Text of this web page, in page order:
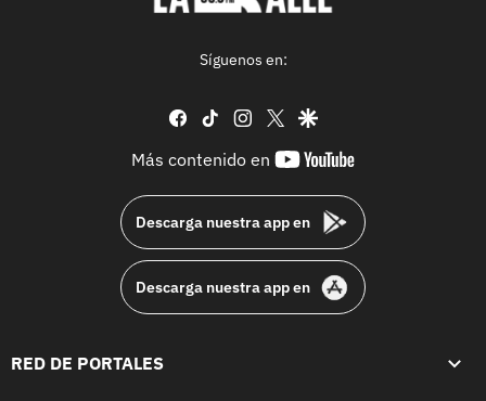
Síguenos en:
facebook
tiktok instagram
twittergoogle
Más contenido en
youtube-
Descarga nuestra app en
Descarga nuestra app en
RED DE PORTALES